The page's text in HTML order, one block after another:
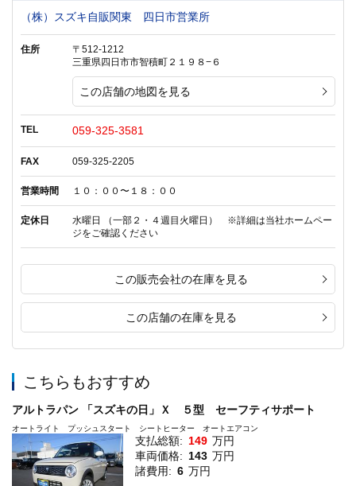
（株）スズキ自販関東 四日市営業所
住所
〒512-1212
三重県四日市市智積町２１９８−６
この店舗の地図を見る
TEL 059-325-3581
FAX 059-325-2205
営業時間 １０：００〜１８：００
定休日
水曜日 （一部２・４週目火曜日） ※詳細は当社ホームペー
ジをご確認ください
この販売会社の在庫を見る
この店舗の在庫を見る
こちらもおすすめ
アルトラパン 「スズキの日」Ｘ ５型 セーフティサポート
オートライト プッシュスタート シートヒーター オートエアコン
支払総額: 149 万円
車両価格: 143 万円
諸費用: 6 万円